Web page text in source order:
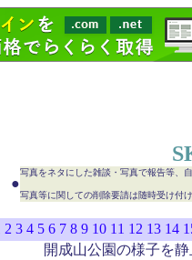
●
写真をネタにした雑談・写真で報告等、
写真等に関しての削除要請は随時受け付
2 3 4 5 6 7 8 9 10 11 12 13 14
開成山公園の様子を